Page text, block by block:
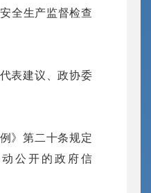
全生产监督检查
表建议、政协委
》第二十条规定
公开的政府信